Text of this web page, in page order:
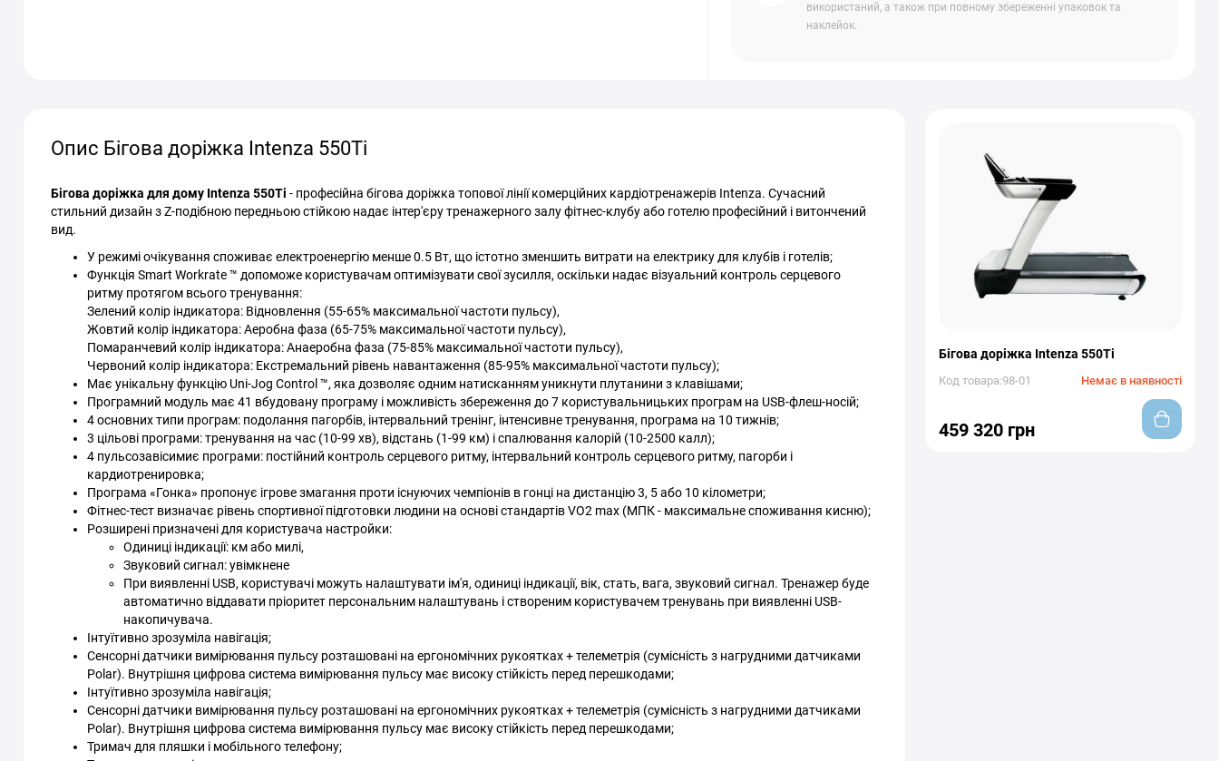
використаний, а також при повному збереженні упаковок та
наклейок.
Опис Бігова доріжка Intenza 550Ti
Бігова доріжка для дому Intenza 550Ti - професійна бігова доріжка топової лінії комерційних кардіотренажерів Intenza. Сучасний
стильний дизайн з Z-подібною передньою стійкою надає інтер'єру тренажерного залу фітнес-клубу або готелю професійний і витончений
вид.
У режимі очікування споживає електроенергію менше 0.5 Вт, що істотно зменшить витрати на електрику для клубів і готелів;
Функція Smart Workrate ™ допоможе користувачам оптимізувати свої зусилля, оскільки надає візуальний контроль серцевого
ритму протягом всього тренування:
Зелений колір індикатора: Відновлення (55-65% максимальної частоти пульсу),
Жовтий колір індикатора: Аеробна фаза (65-75% максимальної частоти пульсу),
Помаранчевий колір індикатора: Анаеробна фаза (75-85% максимальної частоти пульсу),
Червоний колір індикатора: Екстремальний рівень навантаження (85-95% максимальної частоти пульсу);
Має унікальну функцію Uni-Jog Control ™, яка дозволяє одним натисканням уникнути плутанини з клавішами;
Програмний модуль має 41 вбудовану програму і можливість збереження до 7 користувальницьких програм на USB-флеш-носій;
4 основних типи програм: подолання пагорбів, інтервальний тренінг, інтенсивне тренування, програма на 10 тижнів;
3 цільові програми: тренування на час (10-99 хв), відстань (1-99 км) і спалювання калорій (10-2500 калл);
4 пульсозавісимиє програми: постійний контроль серцевого ритму, інтервальний контроль серцевого ритму, пагорби і
кардиотренировка;
Програма «Гонка» пропонує ігрове змагання проти існуючих чемпіонів в гонці на дистанцію 3, 5 або 10 кілометри;
Фітнес-тест визначає рівень спортивної підготовки людини на основі стандартів VO2 max (МПК - максимальне споживання кисню);
Розширені призначені для користувача настройки:
Одиниці індикації: км або милі,
Звуковий сигнал: увімкнене
При виявленні USB, користувачі можуть налаштувати ім'я, одиниці індикації, вік, стать, вага, звуковий сигнал. Тренажер буде
автоматично віддавати пріоритет персональним налаштувань і створеним користувачем тренувань при виявленні USB-
накопичувача.
Інтуїтивно зрозуміла навігація;
Сенсорні датчики вимірювання пульсу розташовані на ергономічних рукоятках + телеметрія (сумісність з нагрудними датчиками
Polar). Внутрішня цифрова система вимірювання пульсу має високу стійкість перед перешкодами;
Інтуїтивно зрозуміла навігація;
Сенсорні датчики вимірювання пульсу розташовані на ергономічних рукоятках + телеметрія (сумісність з нагрудними датчиками
Polar). Внутрішня цифрова система вимірювання пульсу має високу стійкість перед перешкодами;
Тримач для пляшки і мобільного телефону;
Бігова доріжка Intenza 550Ti
Код товара:98-01 Немає в наявності
459 320 грн